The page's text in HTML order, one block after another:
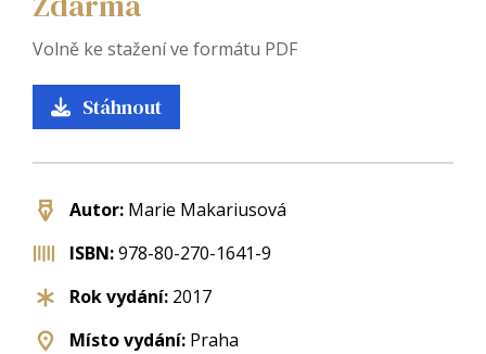
Volně ke stažení ve formátu PDF
Stáhnout
Autor: Marie Makariusová
ISBN:978-80-270-1641-9
Rok vydání: 2017
Místo vydání: Praha